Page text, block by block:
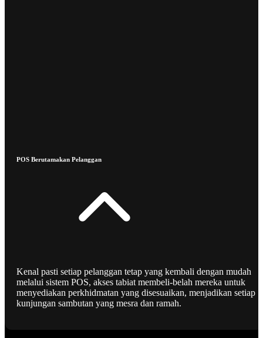
POS Berutamakan Pelanggan
Kenal pasti setiap pelanggan tetap yang kembali dengan mudah
melalui sistem POS, akses tabiat membeli-belah mereka untuk
menyediakan perkhidmatan yang disesuaikan, menjadikan setiap
kunjungan sambutan yang mesra dan ramah.